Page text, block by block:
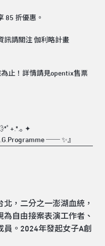
85 折優惠。
訊請關注 伽利略計畫
止！詳情請見opentix售票
ﾟ+.*.｡ ✦
── ✨』
，二分之一澎湖血統，
自由接案表演工作者、
。2024年發起女子A創